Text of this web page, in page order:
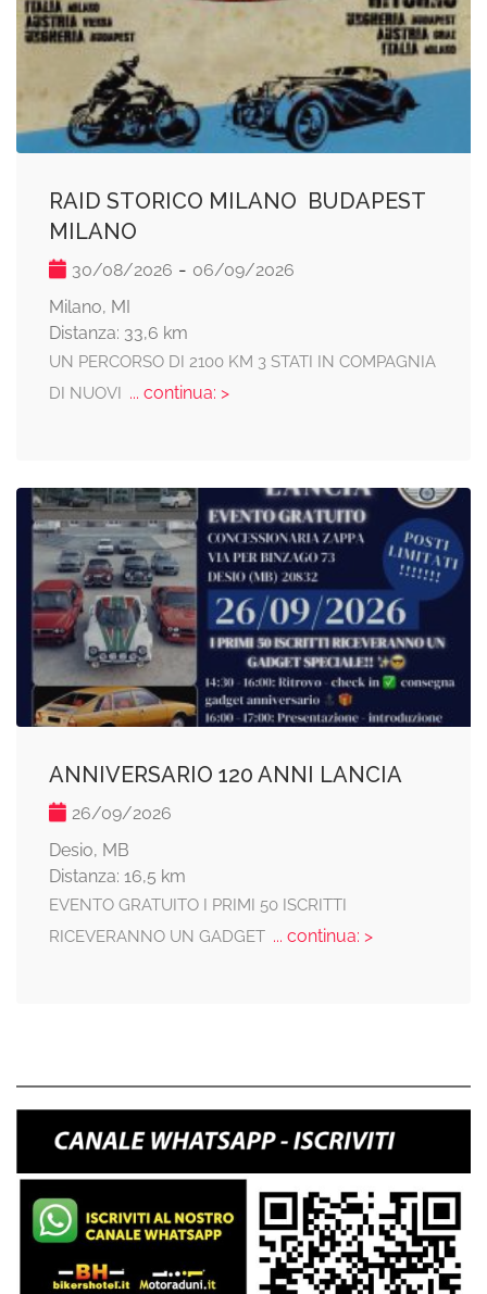
RAID STORICO MILANO  BUDAPEST 
MILANO
30/08/2026 - 06/09/2026
Milano, MI
Distanza: 33,6 km
UN PERCORSO DI 2100 KM 3 STATI IN COMPAGNIA
DI NUOVI ... continua: >
ANNIVERSARIO 120 ANNI LANCIA
26/09/2026
Desio, MB
Distanza: 16,5 km
EVENTO GRATUITO I PRIMI 50 ISCRITTI
RICEVERANNO UN GADGET... continua: >